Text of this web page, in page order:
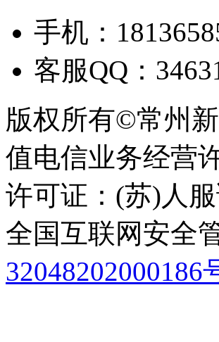
手机：
客服QQ：
版权所有©常州
值电信业务经营
许可证：(苏)人
全国互联网安全
32048202000186